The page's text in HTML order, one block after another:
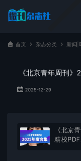
首页 杂志分类 新闻|
《北京青年周刊
2025-12-29
《北京
精校